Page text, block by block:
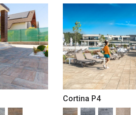
Cortina P4